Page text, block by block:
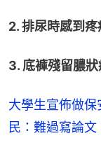
2. 排尿時感到疼
3. 底褲殘留膿
大學生宣佈做
民：難過寫論文